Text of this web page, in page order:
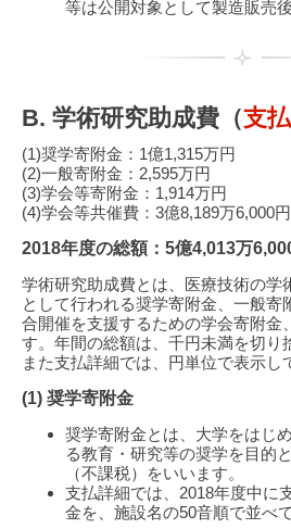
等は公開対象として製造販売
B. 学術研究助成費（支
(1)奨学寄附金：1億1,315万円
(2)一般寄附金：2,595万円
(3)学会等寄附金：1,914万円
(4)学会等共催費：3億8,189万6,000円
2018年度の総額：5億4,013万
学術研究助成費とは、医療技術の学
として行われる奨学寄附金、一般寄
合開催を支援するための学会寄附金
す。年間の総額は、千円未満を切り
また支払詳細では、円単位で表示し
(1) 奨学寄附金
奨学寄附金とは、大学をはじ
る教育・研究等の奨学を目的
（不課税）をいいます。
支払詳細では、2018年度中に
金を、施設名の50音順で並べ